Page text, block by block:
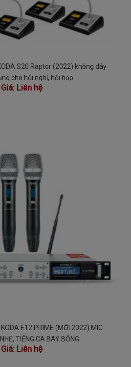
S20 Raptor (2022) không dây
cho hội nghị, hội họp
Giá: Liên hệ
KODA E12 PRIME (MỚI 2022) MIC
TIẾNG CA BAY BỔNG
Giá: Liên hệ